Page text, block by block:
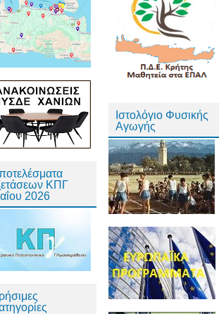
ΚΠΓ
2026
Ιστολόγιο Φυσικής
Αγωγής